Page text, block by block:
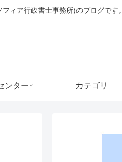
ィア行政書士事務所)のブログです。
ンター カテゴリ